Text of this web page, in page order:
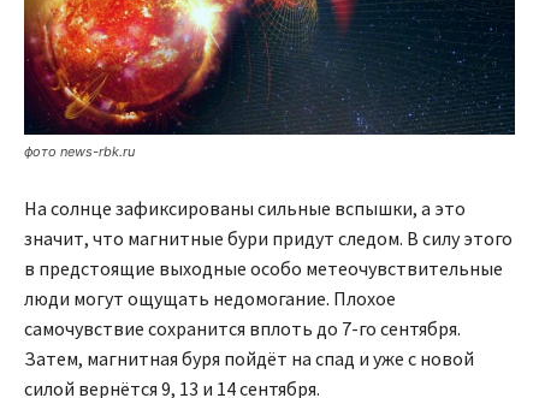
фото news-rbk.ru
На солнце зафиксированы сильные вспышки, а это
значит, что магнитные бури придут следом. В силу этого
в предстоящие выходные особо метеочувствительные
люди могут ощущать недомогание. Плохое
самочувствие сохранится вплоть до 7-го сентября.
Затем, магнитная буря пойдёт на спад и уже с новой
силой вернётся 9, 13 и 14 сентября.